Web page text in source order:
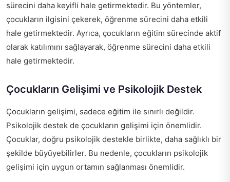
sürecini daha keyifli hale getirmektedir. Bu yöntemler,
çocukların ilgisini çekerek, öğrenme sürecini daha etkili
hale getirmektedir. Ayrıca, çocukların eğitim sürecinde aktif
olarak katılımını sağlayarak, öğrenme sürecini daha etkili
hale getirmektedir.
Çocukların Gelişimi ve Psikolojik Destek
Çocukların gelişimi, sadece eğitim ile sınırlı değildir.
Psikolojik destek de çocukların gelişimi için önemlidir.
Çocuklar, doğru psikolojik destekle birlikte, daha sağlıklı bir
şekilde büyüyebilirler. Bu nedenle, çocukların psikolojik
gelişimi için uygun ortamın sağlanması önemlidir.